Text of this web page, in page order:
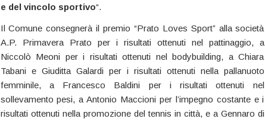
e del vincolo sportivo“.
Il Comune consegnerà il premio “Prato Loves Sport” alla società
A.P. Primavera Prato per i risultati ottenuti nel pattinaggio, a
Niccolò Meoni per i risultati ottenuti nel bodybuilding, a Chiara
Tabani e Giuditta Galardi per i risultati ottenuti nella pallanuoto
femminile, a Francesco Baldini per i risultati ottenuti nel
sollevamento pesi, a Antonio Maccioni per l’impegno costante e i
risultati ottenuti nella promozione del tennis in città, e a Gennaro di